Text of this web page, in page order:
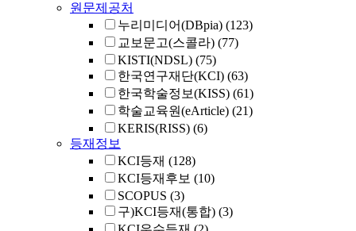
원문제공처
누리미디어(DBpia) (123)
교보문고(스콜라) (77)
KISTI(NDSL) (75)
한국연구재단(KCI) (63)
한국학술정보(KISS) (61)
학술교육원(eArticle) (21)
KERIS(RISS) (6)
등재정보
KCI등재 (128)
KCI등재후보 (10)
SCOPUS (3)
구)KCI등재(통합) (3)